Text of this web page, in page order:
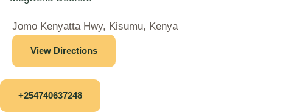
Jomo Kenyatta Hwy, Kisumu, Kenya
View Directions
+254740637248